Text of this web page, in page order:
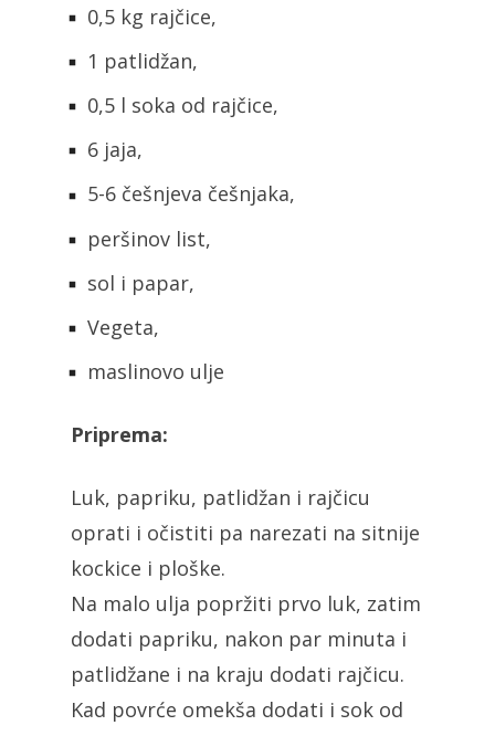
0,5 kg rajčice,
1 patlidžan,
0,5 l soka od rajčice,
6 jaja,
5-6 češnjeva češnjaka,
peršinov list,
sol i papar,
Vegeta,
maslinovo ulje
Priprema:
Luk, papriku, patlidžan i rajčicu
oprati i očistiti pa narezati na sitnije
kockice i ploške.
Na malo ulja popržiti prvo luk, zatim
dodati papriku, nakon par minuta i
patlidžane i na kraju dodati rajčicu.
Kad povrće omekša dodati i sok od